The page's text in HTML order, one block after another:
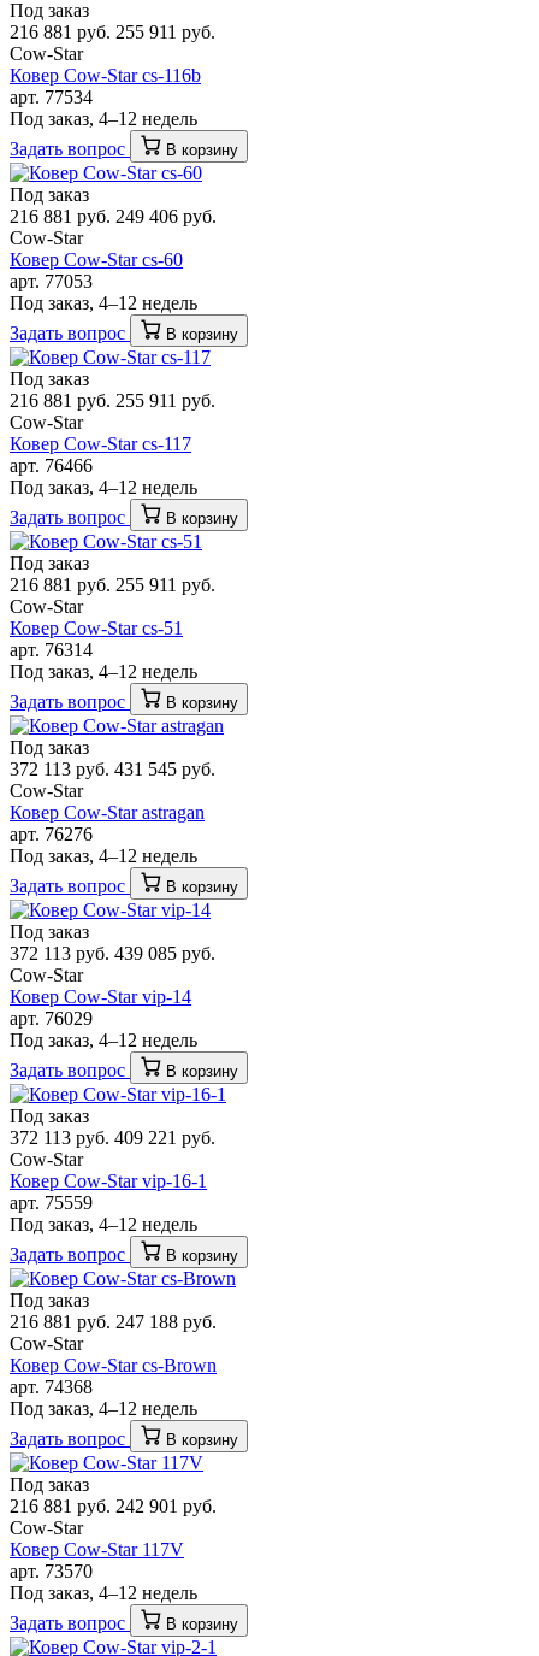
Под заказ
216 881 руб. 255 911 руб.
Cow-Star
Ковер Cow-Star cs-116b
арт. 77534
Под заказ, 4–12 недель
Задать вопрос
В корзину
Под заказ
216 881 руб. 249 406 руб.
Cow-Star
Ковер Cow-Star cs-60
арт. 77053
Под заказ, 4–12 недель
Задать вопрос
В корзину
Под заказ
216 881 руб. 255 911 руб.
Cow-Star
Ковер Cow-Star cs-117
арт. 76466
Под заказ, 4–12 недель
Задать вопрос
В корзину
Под заказ
216 881 руб. 255 911 руб.
Cow-Star
Ковер Cow-Star cs-51
арт. 76314
Под заказ, 4–12 недель
Задать вопрос
В корзину
Под заказ
372 113 руб. 431 545 руб.
Cow-Star
Ковер Cow-Star astragan
арт. 76276
Под заказ, 4–12 недель
Задать вопрос
В корзину
Под заказ
372 113 руб. 439 085 руб.
Cow-Star
Ковер Cow-Star vip-14
арт. 76029
Под заказ, 4–12 недель
Задать вопрос
В корзину
Под заказ
372 113 руб. 409 221 руб.
Cow-Star
Ковер Cow-Star vip-16-1
арт. 75559
Под заказ, 4–12 недель
Задать вопрос
В корзину
Под заказ
216 881 руб. 247 188 руб.
Cow-Star
Ковер Cow-Star cs-Brown
арт. 74368
Под заказ, 4–12 недель
Задать вопрос
В корзину
Под заказ
216 881 руб. 242 901 руб.
Cow-Star
Ковер Cow-Star 117V
арт. 73570
Под заказ, 4–12 недель
Задать вопрос
В корзину